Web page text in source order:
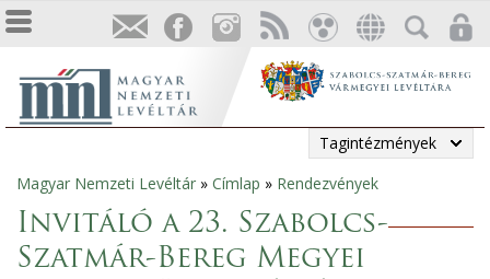
Tagintézmények
Jelenlegi
hely
Magyar Nemzeti Levéltár » Címlap » Rendezvények
Invitáló a 23. Szabolcs-
Szatmár-Bereg Megyei